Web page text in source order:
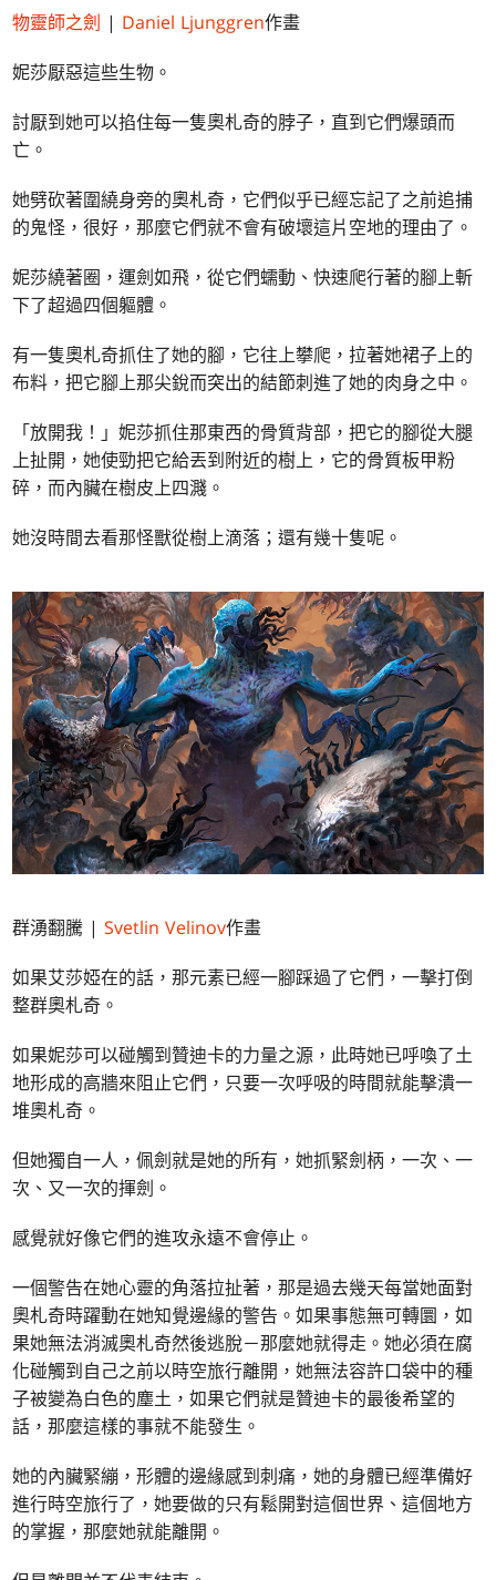
物靈師之劍 | Daniel Ljunggren作畫
妮莎厭惡這些生物。
討厭到她可以掐住每一隻奧札奇的脖子，直到它們爆頭而
亡。
她劈砍著圍繞身旁的奧札奇，它們似乎已經忘記了之前追捕
的鬼怪，很好，那麼它們就不會有破壞這片空地的理由了。
妮莎繞著圈，運劍如飛，從它們蠕動、快速爬行著的腳上斬
下了超過四個軀體。
有一隻奧札奇抓住了她的腳，它往上攀爬，拉著她裙子上的
布料，把它腳上那尖銳而突出的結節刺進了她的肉身之中。
「放開我！」妮莎抓住那東西的骨質背部，把它的腳從大腿
上扯開，她使勁把它給丟到附近的樹上，它的骨質板甲粉
碎，而內臟在樹皮上四濺。
她沒時間去看那怪獸從樹上滴落；還有幾十隻呢。
群湧翻騰 |Svetlin Velinov作畫
如果艾莎婭在的話，那元素已經一腳踩過了它們，一擊打倒
整群奧札奇。
如果妮莎可以碰觸到贊迪卡的力量之源，此時她已呼喚了土
地形成的高牆來阻止它們，只要一次呼吸的時間就能擊潰一
堆奧札奇。
但她獨自一人，佩劍就是她的所有，她抓緊劍柄，一次、一
次、又一次的揮劍。
感覺就好像它們的進攻永遠不會停止。
一個警告在她心靈的角落拉扯著，那是過去幾天每當她面對
奧札奇時躍動在她知覺邊緣的警告。如果事態無可轉圜，如
果她無法消滅奧札奇然後逃脫－那麼她就得走。她必須在腐
化碰觸到自己之前以時空旅行離開，她無法容許口袋中的種
子被變為白色的塵土，如果它們就是贊迪卡的最後希望的
話，那麼這樣的事就不能發生。
她的內臟緊繃，形體的邊緣感到刺痛，她的身體已經準備好
進行時空旅行了，她要做的只有鬆開對這個世界、這個地方
的掌握，那麼她就能離開。